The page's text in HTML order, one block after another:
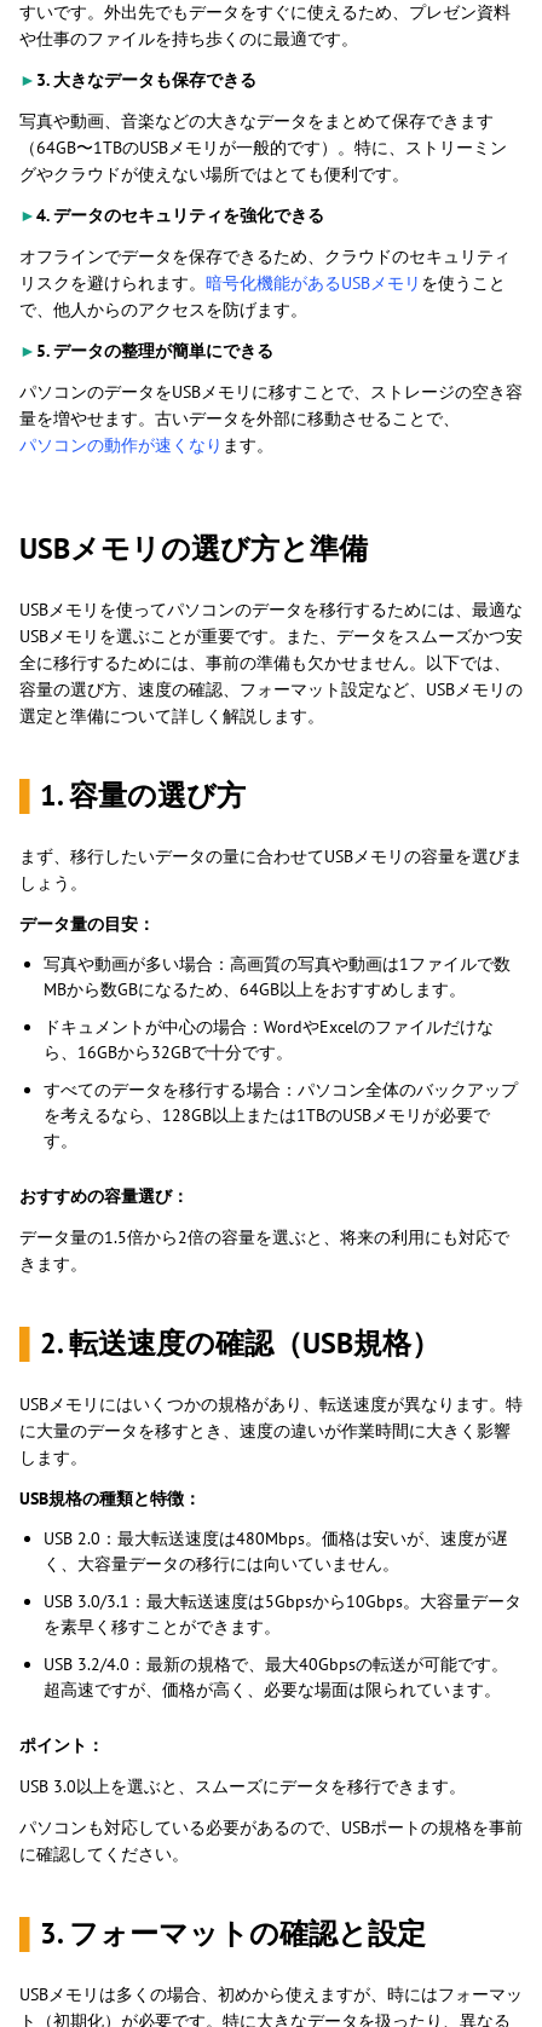
すいです。外出先でもデータをすぐに使えるため、プレゼン資料
や仕事のファイルを持ち歩くのに最適です。
► 3. 大きなデータも保存できる
写真や動画、音楽などの大きなデータをまとめて保存できます
（64GB〜1TBのUSBメモリが一般的です）。特に、ストリーミン
グやクラウドが使えない場所ではとても便利です。
►4. データのセキュリティを強化できる
オフラインでデータを保存できるため、クラウドのセキュリティ
リスクを避けられます。 暗号化機能があるUSBメモリ を使うこと
で、他人からのアクセスを防げます。
► 5. データの整理が簡単にできる
パソコンのデータをUSBメモリに移すことで、ストレージの空き容
量を増やせます。古いデータを外部に移動させることで、
パソコンの動作が速くなり ます。
USBメモリの選び方と準備
USBメモリを使ってパソコンのデータを移行するためには、最適な
USBメモリを選ぶことが重要です。また、データをスムーズかつ安
全に移行するためには、事前の準備も欠かせません。以下では、
容量の選び方、速度の確認、フォーマット設定など、USBメモリの
選定と準備について詳しく解説します。
1. 容量の選び方
まず、移行したいデータの量に合わせてUSBメモリの容量を選びま
しょう。
データ量の目安：
写真や動画が多い場合：高画質の写真や動画は1ファイルで数
MBから数GBになるため、64GB以上をおすすめします。
ドキュメントが中心の場合：WordやExcelのファイルだけな
ら、16GBから32GBで十分です。
すべてのデータを移行する場合：パソコン全体のバックアップ
を考えるなら、128GB以上または1TBのUSBメモリが必要で
す。
おすすめの容量選び：
データ量の1.5倍から2倍の容量を選ぶと、将来の利用にも対応で
きます。
2. 転送速度の確認（USB規格）
USBメモリにはいくつかの規格があり、転送速度が異なります。特
に大量のデータを移すとき、速度の違いが作業時間に大きく影響
します。
USB規格の種類と特徴：
USB 2.0：最大転送速度は480Mbps。価格は安いが、速度が遅
く、大容量データの移行には向いていません。
USB 3.0/3.1：最大転送速度は5Gbpsから10Gbps。大容量データ
を素早く移すことができます。
USB 3.2/4.0：最新の規格で、最大40Gbpsの転送が可能です。
超高速ですが、価格が高く、必要な場面は限られています。
ポイント：
USB 3.0以上を選ぶと、スムーズにデータを移行できます。
パソコンも対応している必要があるので、USBポートの規格を事前
に確認してください。
3. フォーマットの確認と設定
USBメモリは多くの場合、初めから使えますが、時にはフォーマッ
ト（初期化）が必要です。特に大きなデータを扱ったり、異なる